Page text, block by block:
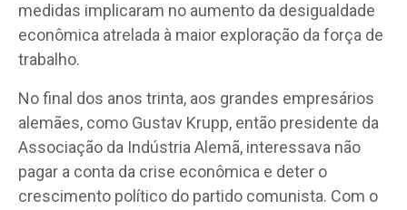
medidas implicaram no aumento da desigualdade
econômica atrelada à maior exploração da força de
trabalho.
No final dos anos trinta, aos grandes empresários
alemães, como Gustav Krupp, então presidente da
Associação da Indústria Alemã, interessava não
pagar a conta da crise econômica e deter o
crescimento político do partido comunista. Com o